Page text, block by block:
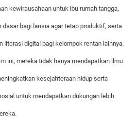
kewirausahaan untuk ibu rumah tangga,
dasar bagi lansia agar tetap produktif, serta
literasi digital bagi kelompok rentan lainnya.
ini, mereka tidak hanya mendapatkan ilmu
kesejahteraan hidup serta
untuk mendapatkan dukungan lebih